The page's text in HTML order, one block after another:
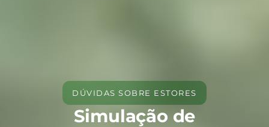
DÚVIDAS SOBRE ESTORES
Simulação de